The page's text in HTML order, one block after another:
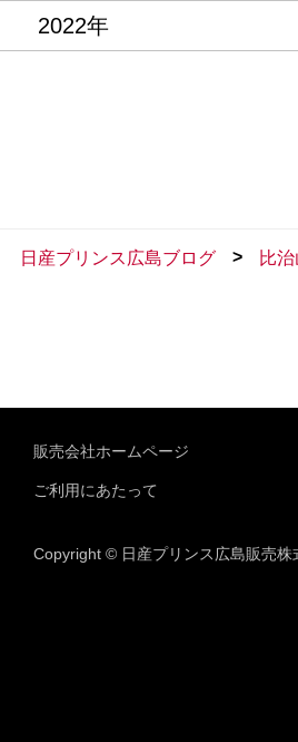
2022年
日産プリンス広島ブログ > 比
販売会社ホームページ
ご利用にあたって
Copyright © 日産プリンス広島販売